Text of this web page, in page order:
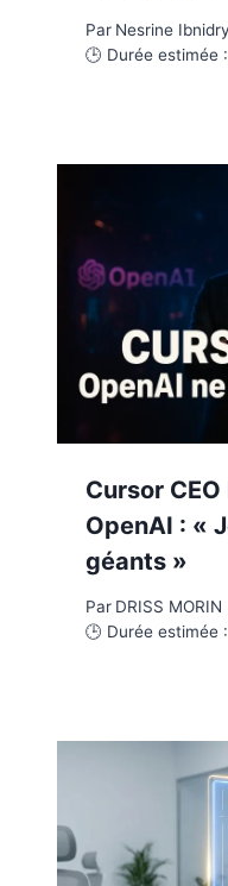
Par Nesrine
🕒 Durée estimée :
Cursor
OpenAI : «
géants »
Par DRISS MORIN
🕒 Durée estimée :